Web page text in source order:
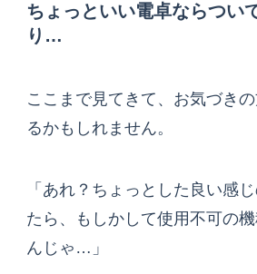
ちょっといい電卓ならつい
り…
ここまで見てきて、お気づき
るかもしれません。
「あれ？ちょっとした良い感
たら、もしかして使用不可の
んじゃ…」